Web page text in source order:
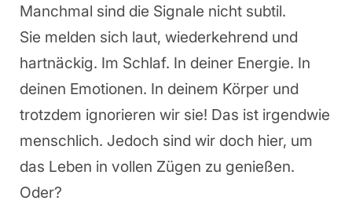
Manchmal sind die Signale nicht subtil.
Sie melden sich laut, wiederkehrend und
hartnäckig. Im Schlaf. In deiner Energie. In
deinen Emotionen. In deinem Körper und
trotzdem ignorieren wir sie! Das ist irgendwie
menschlich. Jedoch sind wir doch hier, um
das Leben in vollen Zügen zu genießen.
Oder?